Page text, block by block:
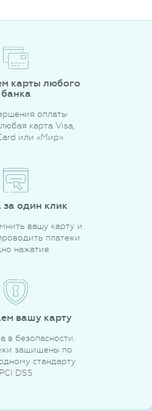
карты любого
банка
оплаты
карта Visa,
или «Мир»
за один клик
вашу карту и
платежи
нажатие
вашу карту
в безопасности.
защищены по
стандарту
PCI DSS